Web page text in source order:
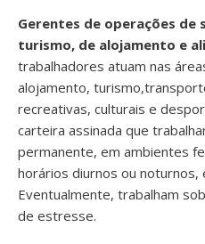
Gerentes de operações de
turismo, de alojamento e
trabalhadores atuam nas
alojamento,
recreativas, culturais e
carteira assinada que
permanente, em ambientes
horários diurnos ou noturnos,
Eventualmente, trabalham
de estresse.